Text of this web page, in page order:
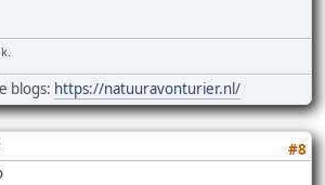
blogs: https://natuuravonturier.nl/
#8